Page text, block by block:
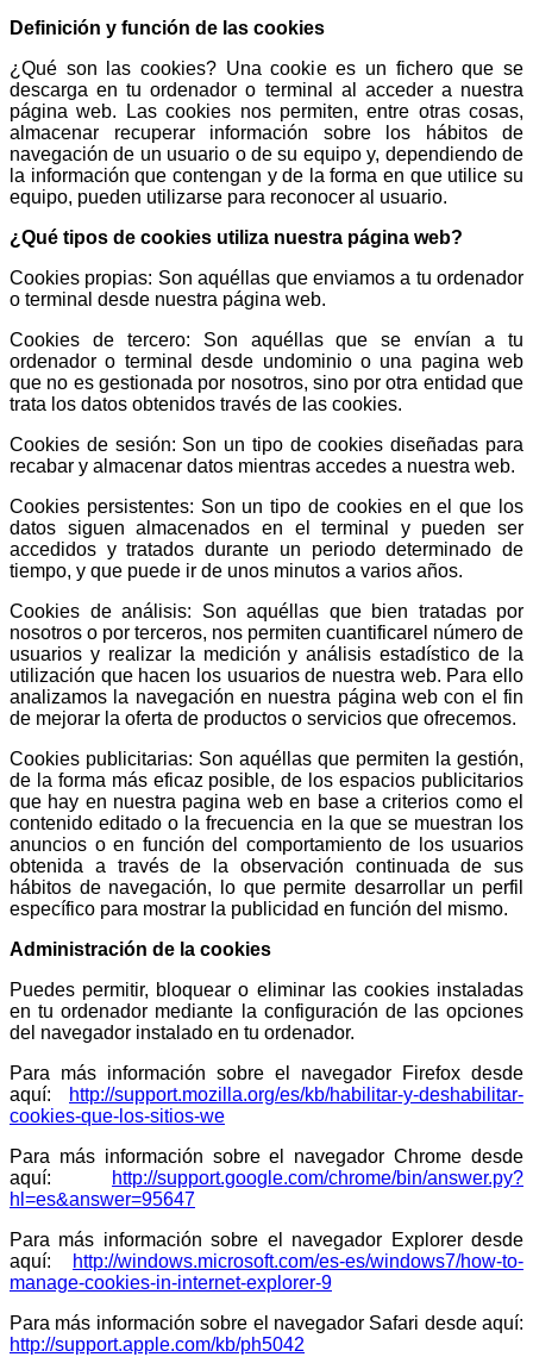
Definición y función de las cookies
¿Qué son las cookies? Una cookie es un fichero que se
descarga en tu ordenador o terminal al acceder a nuestra
página web. Las cookies nos permiten, entre otras cosas,
almacenar recuperar información sobre los hábitos de
navegación de un usuario o de su equipo y, dependiendo de
la información que contengan y de la forma en que utilice su
equipo, pueden utilizarse para reconocer al usuario.
¿Qué tipos de cookies utiliza nuestra página web?
Cookies propias: Son aquéllas que enviamos a tu ordenador
o terminal desde nuestra página web.
Cookies de tercero: Son aquéllas que se envían a tu
ordenador o terminal desde undominio o una pagina web
que no es gestionada por nosotros, sino por otra entidad que
trata los datos obtenidos través de las cookies.
Cookies de sesión: Son un tipo de cookies diseñadas para
recabar y almacenar datos mientras accedes a nuestra web.
Cookies persistentes: Son un tipo de cookies en el que los
datos siguen almacenados en el terminal y pueden ser
accedidos y tratados durante un periodo determinado de
tiempo, y que puede ir de unos minutos a varios años.
Cookies de análisis: Son aquéllas que bien tratadas por
nosotros o por terceros, nos permiten cuantificarel número de
usuarios y realizar la medición y análisis estadístico de la
utilización que hacen los usuarios de nuestra web. Para ello
analizamos la navegación en nuestra página web con el fin
de mejorar la oferta de productos o servicios que ofrecemos.
Cookies publicitarias: Son aquéllas que permiten la gestión,
de la forma más eficaz posible, de los espacios publicitarios
que hay en nuestra pagina web en base a criterios como el
contenido editado o la frecuencia en la que se muestran los
anuncios o en función del comportamiento de los usuarios
obtenida a través de la observación continuada de sus
hábitos de navegación, lo que permite desarrollar un perfil
específico para mostrar la publicidad en función del mismo.
Administración de la cookies
Puedes permitir, bloquear o eliminar las cookies instaladas
en tu ordenador mediante la configuración de las opciones
del navegador instalado en tu ordenador.
Para más información sobre el navegador Firefox desde
aquí:
http://support.mozilla.org/es/kb/habilitar-y-deshabilitar-
cookies-que-los-sitios-we
Para más información sobre el navegador Chrome desde
aquí:
http://support.google.com/chrome/bin/answer.py?
hl=es&answer=95647
Para más información sobre el navegador Explorer desde
aquí:
http://windows.microsoft.com/es-es/windows7/how-to-
manage-cookies-in-internet-explorer-9
Para más información sobre el navegador Safari desde aquí:
http://support.apple.com/kb/ph5042